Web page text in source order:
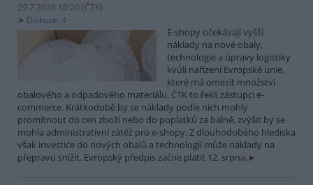
29.7.2026 10:20 (ČTK)
Diskuse: 4
E-shopy očekávají vyšší
náklady na nové obaly,
technologie a úpravy logistiky
kvůli nařízení Evropské unie,
které má omezit množství
obalového a odpadového materiálu. ČTK to řekli zástupci e-
commerce. Krátkodobě by se náklady podle nich mohly
promítnout do cen zboží nebo do poplatků za balné, zvýšit by se
mohla administrativní zátěž pro e-shopy. Z dlouhodobého hlediska
však investice do nových obalů a technologií může náklady na
přepravu snížit. Evropský předpis začne platit 12. srpna.